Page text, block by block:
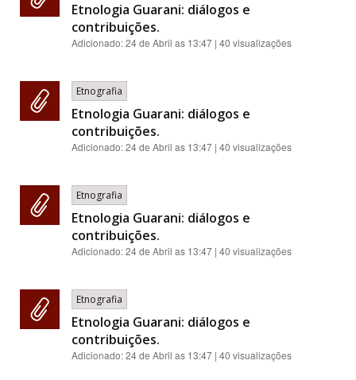
Etnologia Guarani: diálogos e
contribuições.
Adicionado:24 de Abril as 13:47 | 40 visualizações
Etnografia
Etnologia Guarani: diálogos e
contribuições.
Adicionado:24 de Abril as 13:47 | 40 visualizações
Etnografia
Etnologia Guarani: diálogos e
contribuições.
Adicionado:24 de Abril as 13:47 | 40 visualizações
Etnografia
Etnologia Guarani: diálogos e
contribuições.
Adicionado:24 de Abril as 13:47 | 40 visualizações